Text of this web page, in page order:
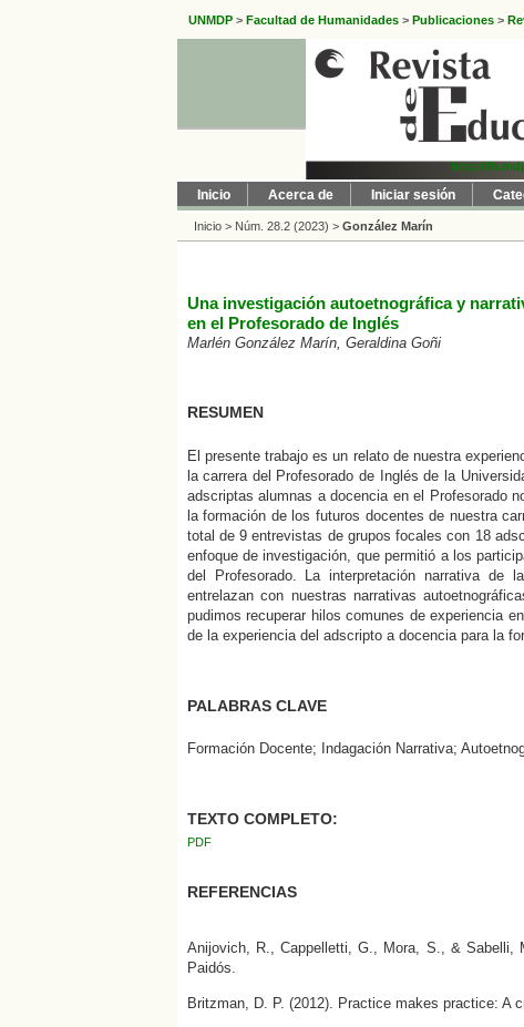
UNMDP > Facultad de Humanidades > Publicaciones >
http://
Inicio Acerca de Iniciar sesión
Inicio > Núm. 28.2 (2023) > González Marín
Una investigación autoetnográfica y
en el Profesorado de Inglés
Marlén González Marín, Geraldina Goñi
RESUMEN
El presente trabajo es un relato de nuestra
la carrera del Profesorado de Inglés de la
adscriptas alumnas a docencia en el Profesorado
la formación de los futuros docentes de nuestra
total de 9 entrevistas de grupos focales con 18
enfoque de investigación, que permitió a los
del Profesorado. La interpretación narrativa de
entrelazan con nuestras narrativas
pudimos recuperar hilos comunes de experiencia
de la experiencia del adscripto a docencia para la
PALABRAS CLAVE
Formación Docente; Indagación Narrativa;
TEXTO COMPLETO:
PDF
REFERENCIAS
Anijovich, R., Cappelletti, G., Mora, S., & Sabelli,
Paidós.
Britzman, D. P. (2012). Practice makes practice: A